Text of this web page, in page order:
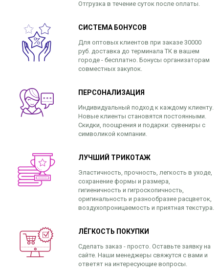
Отгрузка в течение суток после оплаты.
СИСТЕМА БОНУСОВ
Для оптовых клиентов при заказе 30000
руб. доставка до терминала ТК в вашем
городе - бесплатно. Бонусы организаторам
совместных закупок.
ПЕРСОНАЛИЗАЦИЯ
Индивидуальный подход к каждому клиенту.
Новые клиенты становятся постоянными.
Скидки, поощрения и подарки: сувениры с
символикой компании.
ЛУЧШИЙ ТРИКОТАЖ
Эластичность, прочность, легкость в уходе,
сохранение формы и размера,
гигиеничность и гигроскопичность,
оригинальность и разнообразие расцветок,
воздухопроницаемость и приятная текстура.
ЛЁГКОСТЬ ПОКУПКИ
Сделать заказ - просто. Оставьте заявку на
сайте. Наши менеджеры свяжутся с вами и
ответят на интересующие вопросы.